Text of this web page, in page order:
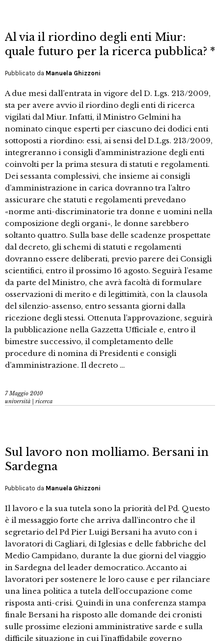
Al via il riordino degli enti Miur:
quale futuro per la ricerca pubblica? *
Pubblicato da Manuela Ghizzoni
A due mesi dall’entrata in vigore del D. Lgs. 213/2009,
sta per avere avvio il riordino degli enti di ricerca
vigilati dal Miur. Infatti, il Ministro Gelmini ha
nominato cinque esperti per ciascuno dei dodici enti
sottoposti a riordino: essi, ai sensi del D.Lgs. 213/2009,
integreranno i consigli d’amministrazione degli enti
coinvolti per la prima stesura di statuti e regolamenti.
Dei sessanta complessivi, che insieme ai consigli
d’amministrazione in carica dovranno tra l’altro
assicurare che statuti e regolamenti prevedano
«norme anti-discriminatorie tra donne e uomini nella
composizione degli organi», le donne sarebbero
soltanto quattro. Sulla base delle scadenze prospettate
dal decreto, gli schemi di statuti e regolamenti
dovranno essere deliberati, previo parere dei Consigli
scientifici, entro il prossimo 16 agosto. Seguirà l’esame
da parte del Ministro, che avrà facoltà di formulare
osservazioni di merito e di legittimità, con la clausola
del silenzio-assenso, entro sessanta giorni dalla
ricezione degli stessi. Ottenuta l’approvazione, seguirà
la pubblicazione nella Gazzetta Ufficiale e, entro il
bimestre successivo, il completamento delle
procedure di nomina di Presidenti e consigli
d’amministrazione. Il decreto …
7 Maggio 2010
università | ricerca
Sul lavoro non molliamo. Bersani in
Sardegna
Pubblicato da Manuela Ghizzoni
Il lavoro e la sua tutela sono la priorità del Pd. Questo
è il messaggio forte che arriva dall’incontro che il
segretario del Pd Pier Luigi Bersani ha avuto con i
lavoratori di Cagliari, di Iglesias e delle fabbriche del
Medio Campidano, durante la due giorni del viaggio
in Sardegna del leader democratico. Accanto ai
lavoratori per sostenere le loro cause e per rilanciare
una linea politica a tutela dell’occupazione come
risposta anti-crisi. Quindi in una conferenza stampa
finale Bersani ha risposto alle domande dei cronisti
sulle prossime elezioni amministrative sarde e sulla
difficile situazione in cui l’inaffidabile governo